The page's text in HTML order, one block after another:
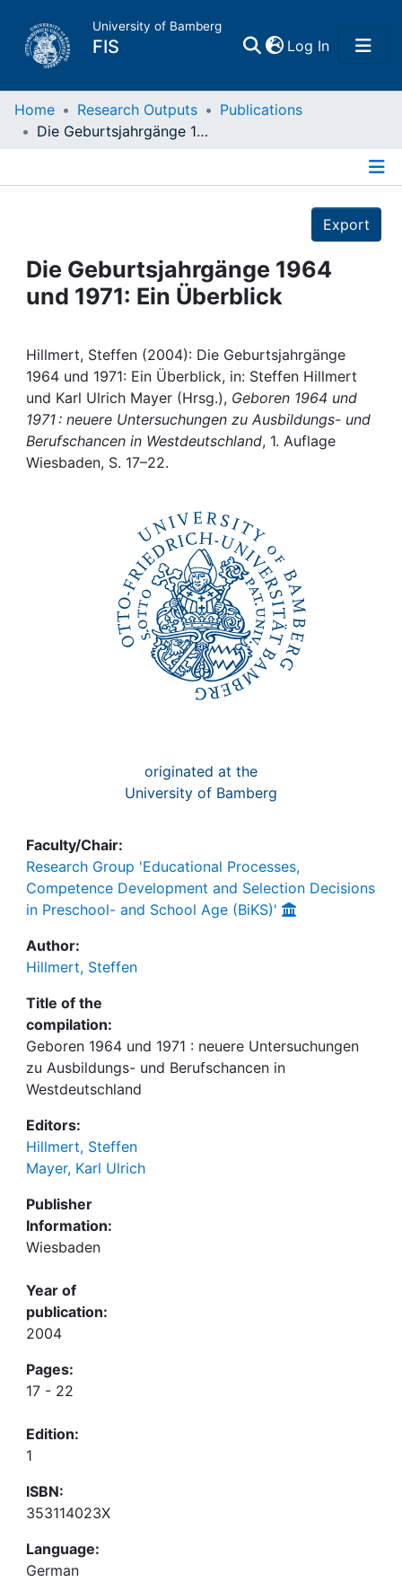
University of Bamberg
FIS Log In(current)
Home
Projects
People
Institutions
Awards
My FIS
Home Research Outputs
Publications
Die Geburtsjahrgänge 1964 und 1971: Ein Überblick
Export
Die Geburtsjahrgänge 1964
und 1971: Ein Überblick
Hillmert, Steffen (2004): Die Geburtsjahrgänge
1964 und 1971: Ein Überblick, in: Steffen Hillmert
und Karl Ulrich Mayer (Hrsg.), Geboren 1964 und
1971 : neuere Untersuchungen zu Ausbildungs- und
Berufschancen in Westdeutschland, 1. Auflage
Wiesbaden, S. 17–22.
originated at the
University of Bamberg
Faculty/Chair:
Research Group 'Educational Processes,
Competence Development and Selection Decisions
in Preschool- and School Age (BiKS)'
Author:
Hillmert, Steffen
Title of the
compilation:
Geboren 1964 und 1971 : neuere Untersuchungen
zu Ausbildungs- und Berufschancen in
Westdeutschland
Editors:
Hillmert, Steffen
Mayer, Karl Ulrich
Publisher
Information:
Wiesbaden
Year of
publication:
2004
Pages:
17 - 22
Edition:
1
ISBN:
353114023X
Language:
German